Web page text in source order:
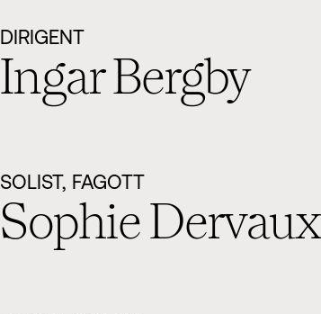
DIRIGENT
Ingar Bergby
SOLIST, FAGOTT
Sophie Dervaux